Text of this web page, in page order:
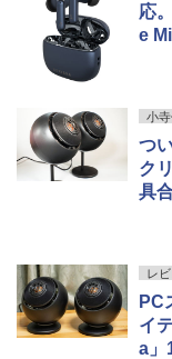
応
e
小
つ
ク
具
レ
PC
イ
a」